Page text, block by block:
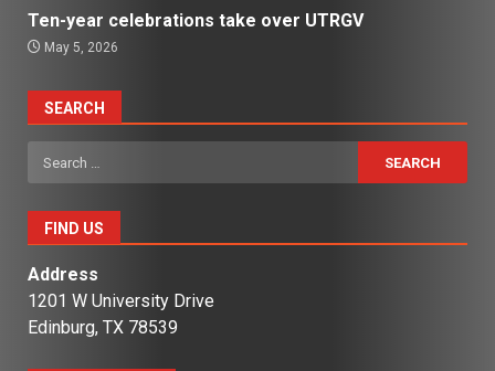
Ten-year celebrations take over UTRGV
May 5, 2026
SEARCH
Search
for:
FIND US
Address
1201 W University Drive
Edinburg, TX 78539